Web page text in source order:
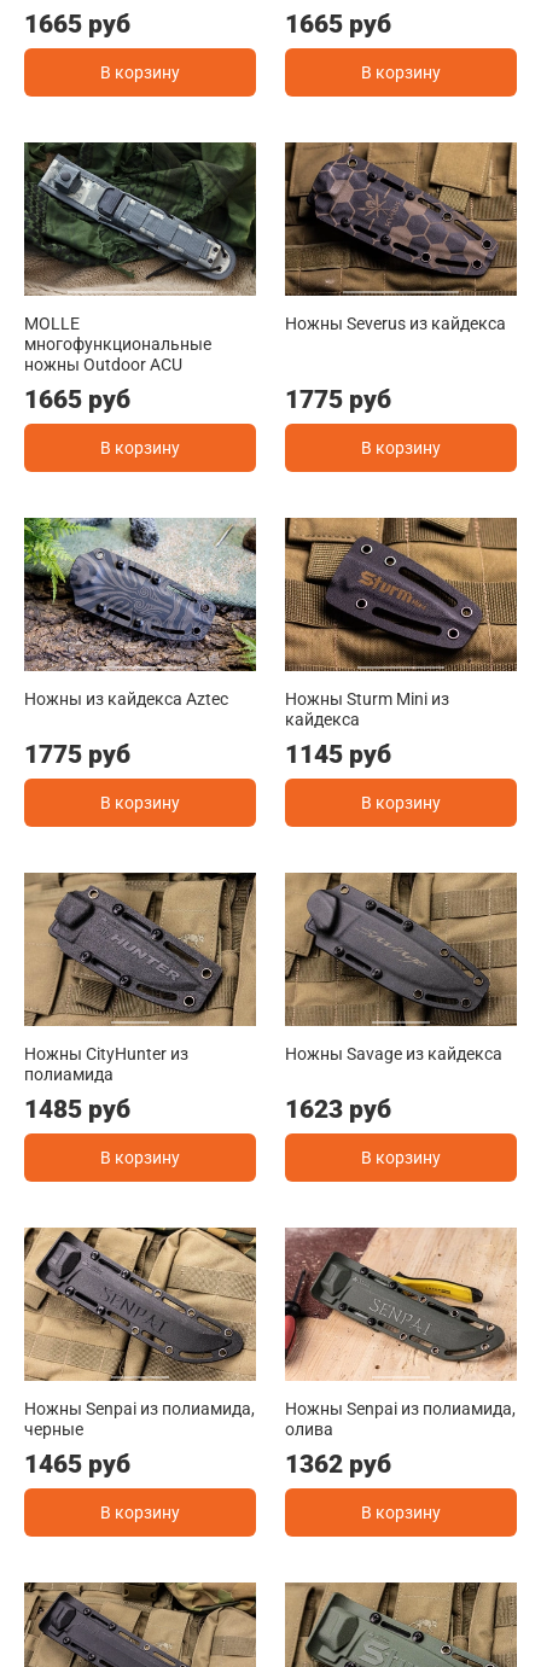
1665 руб
В корзину
1665 руб
В корзину
MOLLE
многофункциональные
ножны Outdoor ACU
1665 руб
В корзину
Ножны Severus из кайдекса
1775 руб
В корзину
Ножны из кайдекса Aztec
1775 руб
В корзину
Ножны Sturm Mini из
кайдекса
1145 руб
В корзину
Ножны CityHunter из
полиамида
1485 руб
В корзину
Ножны Savage из кайдекса
1623 руб
В корзину
Ножны Senpai из полиамида,
черные
1465 руб
В корзину
Ножны Senpai из полиамида,
олива
1362 руб
В корзину